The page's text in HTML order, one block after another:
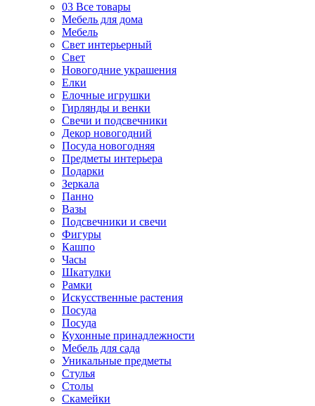
03 Все товары
Мебель для дома
Мебель
Свет интерьерный
Свет
Новогодние украшения
Елки
Елочные игрушки
Гирлянды и венки
Свечи и подсвечники
Декор новогодний
Посуда новогодняя
Предметы интерьера
Подарки
Зеркала
Панно
Вазы
Подсвечники и свечи
Фигуры
Кашпо
Часы
Шкатулки
Рамки
Искусственные растения
Посуда
Посуда
Кухонные принадлежности
Мебель для сада
Уникальные предметы
Стулья
Столы
Скамейки